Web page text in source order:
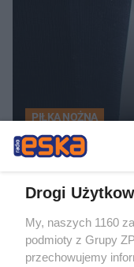
PIŁKA NOŻNA
Ekstraklasa.
na starcie z
ZOBACZ
Drogi
My, naszych 1160
podmioty z Grupy
przechowujemy